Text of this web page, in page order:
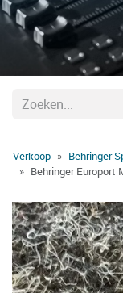
Verkoop
Behringer
Behringer Europort